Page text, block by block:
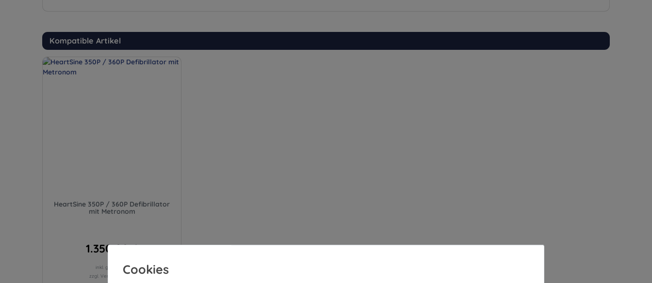
Kompatible Artikel
HeartSine 350P / 360P Defibrillator
mit Metronom
1.350,00 €
inkl. ges. MwSt.
zzgl. VersandkostenCookies